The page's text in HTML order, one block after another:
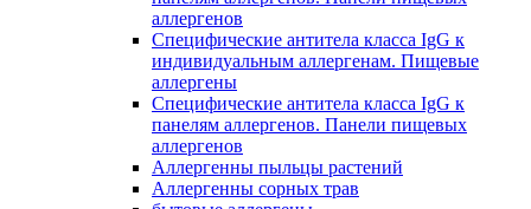
аллергенов
Специфические антитела класса IgG к
индивидуальным аллергенам. Пищевые
аллергены
Специфические антитела класса IgG к
панелям аллергенов. Панели пищевых
аллергенов
Аллергенны пыльцы растений
Аллергенны сорных трав